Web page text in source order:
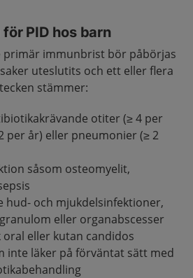
PID hos barn
primär immunbrist bör påbörjas
uteslutits och ett eller flera
stämmer:
otiter (≥ 4 per
per år) eller pneumonier (≥ 2
såsom osteomyelit,
hud- och mjukdelsinfektioner,
eller organabscesser
eller kutan candidos
inte läker på förväntat sätt med